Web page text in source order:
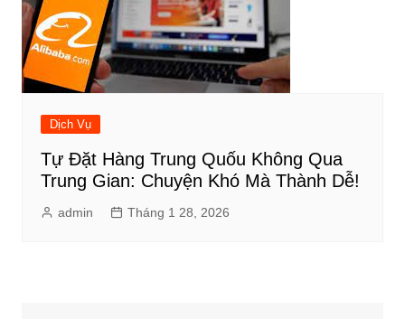
Dịch Vụ
Tự Đặt Hàng Trung Quốu Không Qua
Trung Gian: Chuyện Khó Mà Thành Dễ!
admin Tháng 1 28, 2026